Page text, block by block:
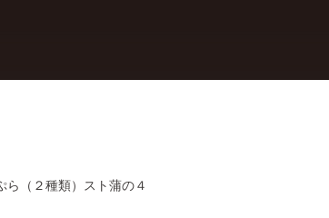
（２種類）スト蒲の４